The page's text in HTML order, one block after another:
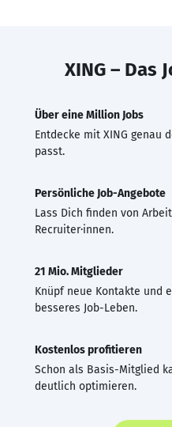
XING – Das
Über eine Million Jobs
Entdecke mit XING genau
passt.
Persönliche Job-Angebote
Lass Dich finden von
Recruiter·innen.
21 Mio. Mitglieder
Knüpf neue Kontakte und
besseres Job-Leben.
Kostenlos profitieren
Schon als Basis-Mitglied
deutlich optimieren.